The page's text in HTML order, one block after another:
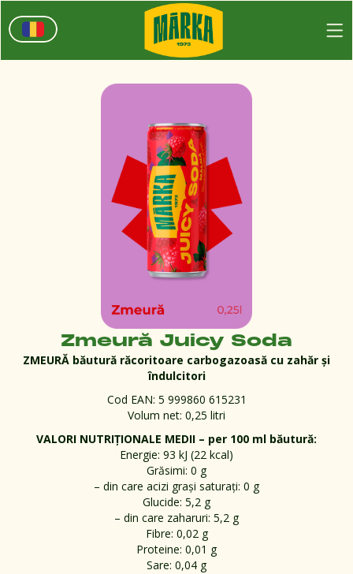
Zmeură Juicy Soda
ZMEURĂ băutură răcoritoare carbogazoasă cu zahăr și
îndulcitori
Cod EAN: 5 999860 615231
Volum net: 0,25 litri
VALORI NUTRIȚIONALE MEDII – per 100 ml băutură:
Energie: 93 kJ (22 kcal)
Grăsimi: 0 g
– din care acizi grași saturați: 0 g
Glucide: 5,2 g
– din care zaharuri: 5,2 g
Fibre: 0,02 g
Proteine: 0,01 g
Sare: 0,04 g